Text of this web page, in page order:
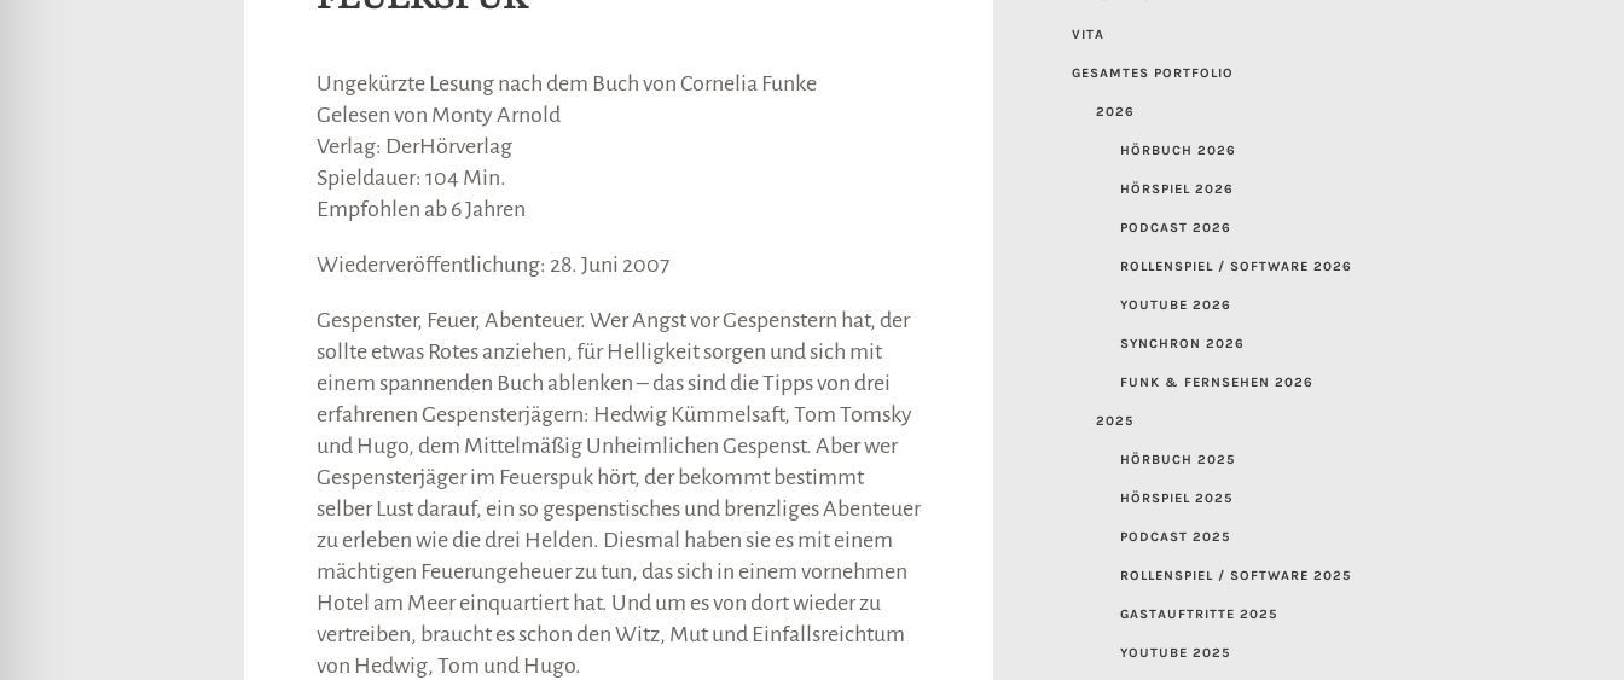
Ungekürzte Lesung nach dem Buch von Cornelia Funke
Gelesen von Monty Arnold
Verlag: DerHörverlag
Spieldauer: 104 Min.
Empfohlen ab 6 Jahren
Wiederveröffentlichung: 28. Juni 2007
Gespenster, Feuer, Abenteuer. Wer Angst vor Gespenstern hat, der
sollte etwas Rotes anziehen, für Helligkeit sorgen und sich mit
einem spannenden Buch ablenken – das sind die Tipps von drei
erfahrenen Gespensterjägern: Hedwig Kümmelsaft, Tom Tomsky
und Hugo, dem Mittelmäßig Unheimlichen Gespenst. Aber wer
Gespensterjäger im Feuerspuk hört, der bekommt bestimmt
selber Lust darauf, ein so gespenstisches und brenzliges Abenteuer
zu erleben wie die drei Helden. Diesmal haben sie es mit einem
mächtigen Feuerungeheuer zu tun, das sich in einem vornehmen
Hotel am Meer einquartiert hat. Und um es von dort wieder zu
vertreiben, braucht es schon den Witz, Mut und Einfallsreichtum
von Hedwig, Tom und Hugo.
VITA
GESAMTES PORTFOLIO
2026
HÖRBUCH 2026
HÖRSPIEL 2026
PODCAST 2026
ROLLENSPIEL / SOFTWARE 2026
YOUTUBE 2026
SYNCHRON 2026
FUNK & FERNSEHEN 2026
2025
HÖRBUCH 2025
HÖRSPIEL 2025
PODCAST 2025
ROLLENSPIEL / SOFTWARE 2025
GASTAUFTRITTE 2025
YOUTUBE 2025